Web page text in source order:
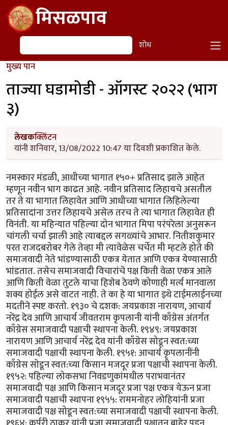
Skip to main contentमिसळपाव
शोध शोध
मुख्य पान
ताज्या घडामोडी - ऑगस्ट २०२२ (भाग
३)
लेखकक्लिंटन
यांनी शनिवार, 13/08/2022 10:47 या दिवशी प्रकाशित केले.
नमस्कार मंडळी, आधीच्या भागात १५०+ प्रतिसाद झाले आहेत
म्हणून नवीन भाग काढत आहे. नवीन प्रतिसाद लिहायचे असतील
तर ते या भागात लिहावेत आणि आधीच्या भागात लिहिलेल्या
प्रतिसादांना उत्तर लिहायचे असेल तरच ते त्या भागात लिहावेत ही
विनंती. या महिन्यात पहिल्या दोन भागात मिपा परंपरेला अनुसरून
चांगली चर्चा झाली आहे त्याबद्दल सगळ्यांचे आभार. नितीशकुमार
परत राजदबरोबर गेले तेव्हा मी त्यावेळेस चर्चेत मी म्हटले होते की
समाजवादी नेते भांडण्यासाठी एकत्र येतात आणि एकत्र येण्यासाठी
भांडतात. तसेच समाजवादी विचारांचे पक्ष किती वेळा एकत्र आले
आणि किती वेळा तुटले याचा हिशेब ठेवणे कोणाही मर्त्य मानवाला
शक्य होईल असे वाटत नाही. ते का हे या भागात इथे टाईमलाईनच्या
मदतीने स्पष्ट करतो. १९३० चे दशक: जयप्रकाश नारायण, आचार्य
नरेंद्र देव आणि आचार्य जीवतराम कृपलानी यांनी काँग्रेस अंतर्गत
काँग्रेस समाजवादी पक्षाची स्थापना केली. १९४९: जयप्रकाश
नारायण आणि आचार्य नरेंद्र देव यांनी काँग्रेस सोडून स्वत:च्या
समाजवादी पक्षाची स्थापना केली. १९५१: आचार्य कृपलानींनी
काँग्रेस सोडून स्वत:च्या किसान मजदूर प्रजा पक्षाची स्थापना केली.
१९५२: पहिल्या लोकसभा निवडणुकांमधील पराभवानंतर
समाजवादी पक्ष आणि किसान मजदूर प्रजा पक्ष एकत्र येऊन प्रजा
समाजवादी पक्षाची स्थापना १९५५: राममनोहर लोहियांनी प्रजा
समाजवादी पक्ष सोडून स्वत:च्या समाजवादी पक्षाची स्थापना केली.